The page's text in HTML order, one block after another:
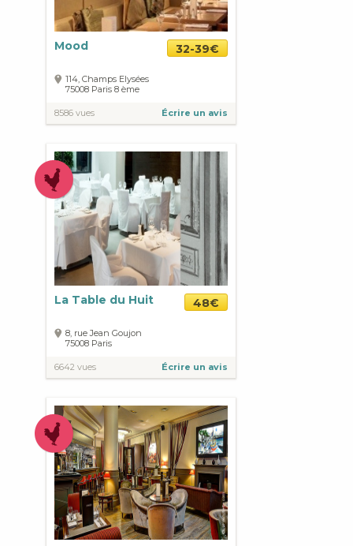
Mood 32-39€
114, Champs Elysées
75008 Paris 8 ème
8586 vues Écrire un avis
La Table du Huit 48€
8, rue Jean Goujon
75008 Paris
6642 vues Écrire un avis